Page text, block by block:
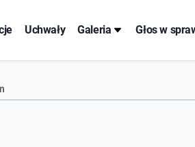
Uchwały Galeria Głos w